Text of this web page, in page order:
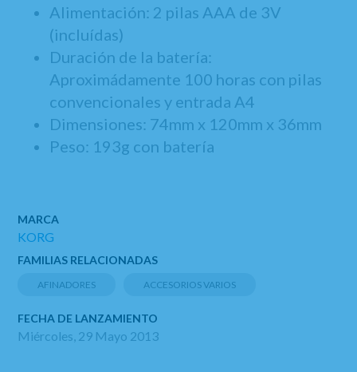
Alimentación: 2 pilas AAA de 3V
(incluídas)
Duración de la batería:
Aproximádamente 100 horas con pilas
convencionales y entrada A4
Dimensiones: 74mm x 120mm x 36mm
Peso: 193g con batería
MARCA
KORG
FAMILIAS RELACIONADAS
AFINADORES ACCESORIOS VARIOS
FECHA DE LANZAMIENTO
Miércoles, 29 Mayo 2013